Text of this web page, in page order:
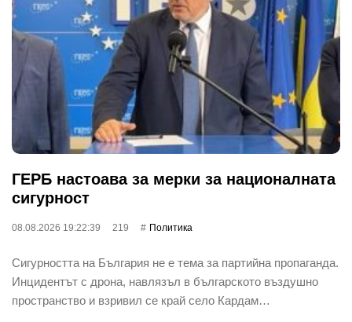
ГЕРБ настоава за мерки за националната
сигурност
08.08.2026 19:22:39 219 Политика
Сигурността на България не е тема за партийна пропаганда.
Инцидентът с дрона, навлязъл в българското въздушно
пространство и взривил се край село Кардам…